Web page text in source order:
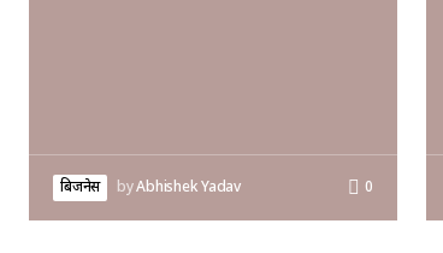
बिजनेस byAbhishek Yadav 0